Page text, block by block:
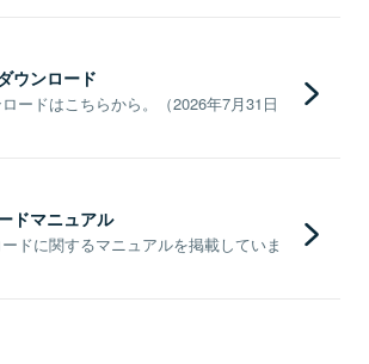
ウンロード
ードはこちらから。（2026年7月31日
ドマニュアル
ドに関するマニュアルを掲載していま